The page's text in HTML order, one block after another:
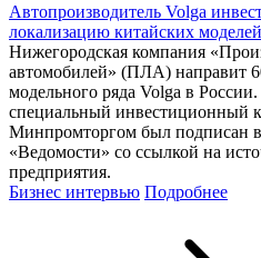
Автопроизводитель Volga
локализацию китайских моделей
Нижегородская компания
автомобилей» (ПЛА) направит
модельного ряда Volga в
специальный инвестиционный
Минпромторгом был подписан
«Ведомости» со ссылкой на
предприятия.
Бизнес интервью Подробнее